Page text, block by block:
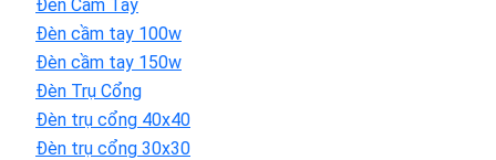
Đèn Cầm Tay
Đèn cầm tay 100w
Đèn cầm tay 150w
Đèn Trụ Cổng
Đèn trụ cổng 40x40
Đèn trụ cổng 30x30